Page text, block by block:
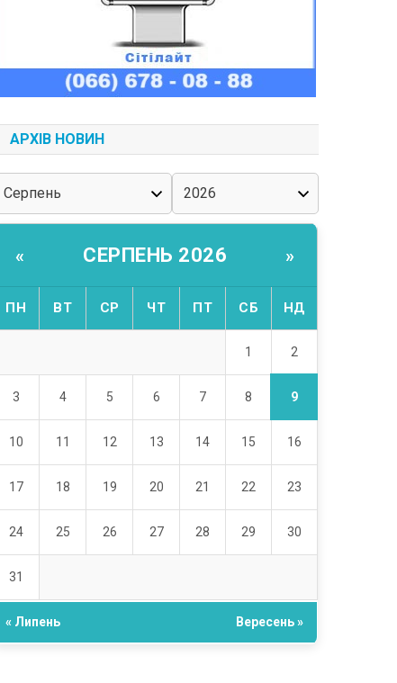
АРХІВ НОВИН
« СЕРПЕНЬ 2026 »
ПН ВТ СР ЧТ ПТ СБ НД
1 2
3 4 5 6 7 8 9
10 11 12 13 14 15 16
17 18 19 20 21 22 23
24 25 26 27 28 29 30
31
« Липень Вересень »